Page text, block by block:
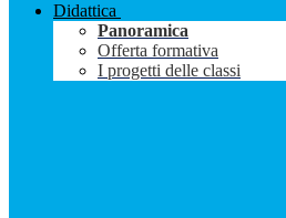
Didattica
Panoramica
Offerta formativa
I progetti delle classi